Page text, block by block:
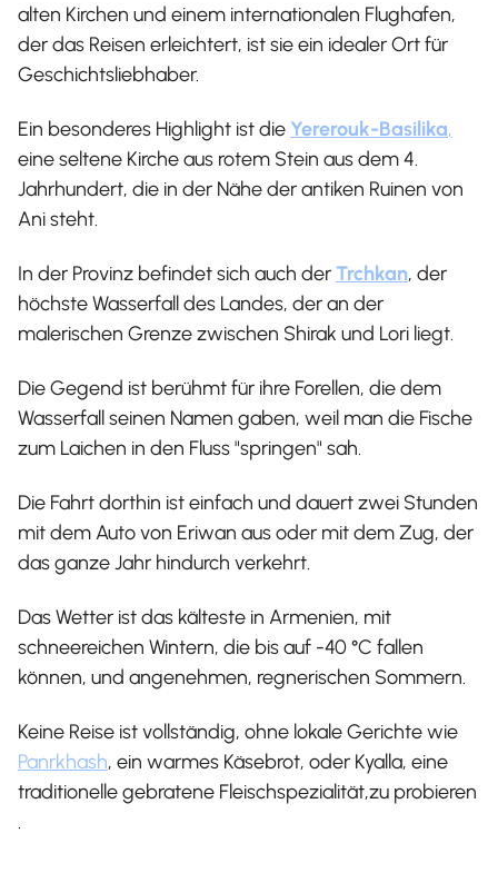
alten Kirchen und einem internationalen Flughafen,
der das Reisen erleichtert, ist sie ein idealer Ort für
Geschichtsliebhaber.
Ein besonderes Highlight ist die Yererouk-Basilika,
eine seltene Kirche aus rotem Stein aus dem 4.
Jahrhundert, die in der Nähe der antiken Ruinen von
Ani steht.
In der Provinz befindet sich auch derTrchkan, der
höchste Wasserfall des Landes, der an der
malerischen Grenze zwischen Shirak und Lori liegt.
Die Gegend ist berühmt für ihre Forellen, die dem
Wasserfall seinen Namen gaben, weil man die Fische
zum Laichen in den Fluss "springen" sah.
Die Fahrt dorthin ist einfach und dauert zwei Stunden
mit dem Auto von Eriwan aus oder mit dem Zug, der
das ganze Jahr hindurch verkehrt.
Das Wetter ist das kälteste in Armenien, mit
schneereichen Wintern, die bis auf -40 °C fallen
können, und angenehmen, regnerischen Sommern.
Keine Reise ist vollständig, ohne lokale Gerichte wie
Panrkhash, ein warmes Käsebrot, oder Kyalla, eine
traditionelle gebratene Fleischspezialität,zu probieren
.